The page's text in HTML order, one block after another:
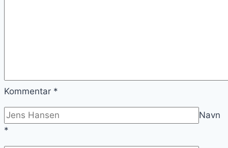
Kommentar *
Navn
*